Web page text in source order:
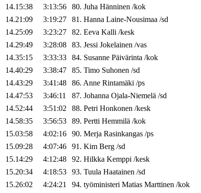
14.15:38
3:13:56 80. Juha Hänninen /kok
14.21:09
3:19:27 81. Hanna Laine-Nousimaa /sd
14.25:09
3:23:27 82. Eeva Kalli /kesk
14.29:49
3:28:08 83. Jessi Jokelainen /vas
14.35:15
3:33:33 84. Susanne Päivärinta /kok
14.40:29
3:38:47 85. Timo Suhonen /sd
14.43:29
3:41:48 86. Anne Rintamäki /ps
14.47:53
3:46:11 87. Johanna Ojala-Niemelä /sd
14.52:44
3:51:02 88. Petri Honkonen /kesk
14.58:35
3:56:53 89. Pertti Hemmilä /kok
15.03:58
4:02:16 90. Merja Rasinkangas /ps
15.09:28
4:07:46 91. Kim Berg /sd
15.14:29
4:12:48 92. Hilkka Kemppi /kesk
15.20:34
4:18:53 93. Tuula Haatainen /sd
15.26:02
4:24:21 94. työministeri Matias Marttinen /kok